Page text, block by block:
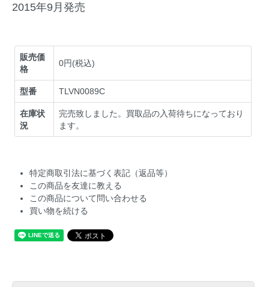
2015年9月発売
販売価
格
0円(税込)
型番 TLVN0089C
在庫状
況
完売致しました。買取品の入荷待ちになっており
ます。
特定商取引法に基づく表記（返品等）
この商品を友達に教える
この商品について問い合わせる
買い物を続ける